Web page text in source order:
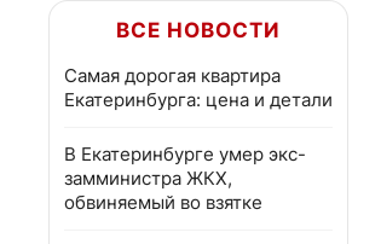
ВСЕ НОВОСТИ
Самая дорогая квартира
Екатеринбурга: цена и детали
В Екатеринбурге умер экс-
замминистра ЖКХ,
обвиняемый во взятке